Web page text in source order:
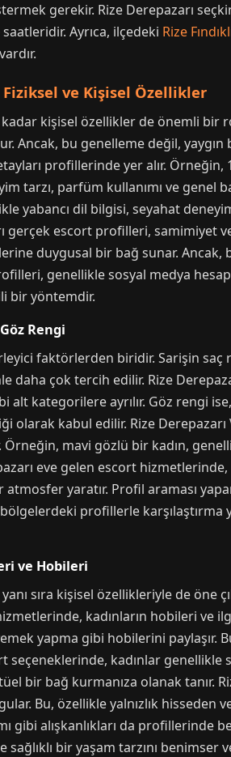
gerekir. Rize Derepazarı
Ayrıca, ilçedeki Rize
ve Kişisel Özellikler
kadar kişisel özellikler de önemli bir
Ancak, bu genelleme değil,
profillerinde yer alır. Örneğin,
tarzı, parfüm kullanımı ve genel
yabancı dil bilgisi, seyahat
gerçek escort profilleri, samimiyet
duygusal bir bağ sunar.
genellikle sosyal medya
bir yöntemdir.
Rengi
faktörlerden biridir. Sarişin saç
daha çok tercih edilir. Rize
kategorilere ayrılır. Göz rengi
olarak kabul edilir. Rize
mavi gözlü bir kadın,
eve gelen escort
yaratır. Profil araması
profillerle
ve Hobileri
sıra kişisel özellikleriyle de öne
kadınların hobileri ve
yapma gibi hobilerini paylaşır.
kadınlar genellikle
bir bağ kurmanıza olanak tanır.
Bu, özellikle yalnızlık
gibi alışkanlıkları da profillerinde
bir yaşam tarzını